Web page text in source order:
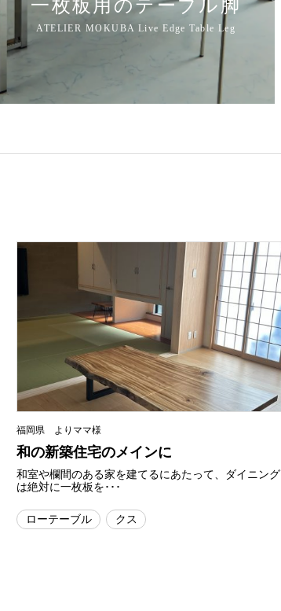
一枚板用のテーブル脚
福岡県 よりママ様
和の新築住宅のメインに
和室や欄間のある家を建てるにあたって、ダイニング
は絶対に一枚板を･･･
ローテーブル クス